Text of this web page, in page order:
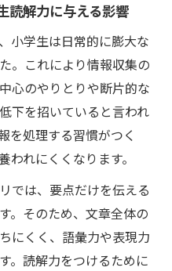
基礎学力育成を促進
強化するポイント
ト活用の実践法
成に最適なタブレット
力を伸ばすポイント
に役立つデジタル教
読解力に与える影響
小学生は日常的に膨大な
。これにより情報収集の
心のやりとりや断片的な
下を招いていると言われ
を処理する習慣がつく
われにくくなります。
では、要点だけを伝える
。そのため、文章全体の
にくく、語彙力や表現力
。読解力をつけるために